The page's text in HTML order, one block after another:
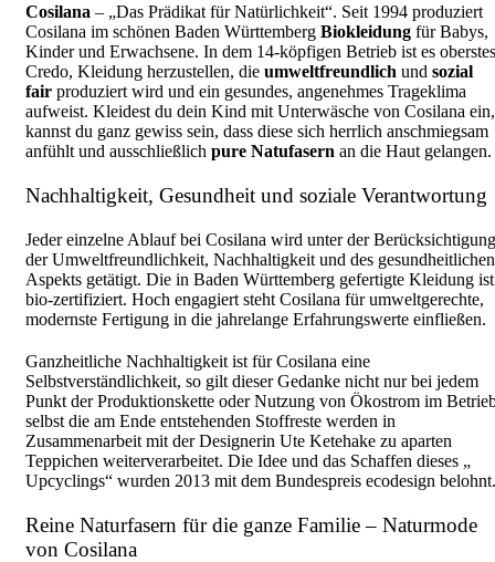
Cosilana – „Das Prädikat für Natürlichkeit“. Seit 1994 produziert
Cosilana im schönen Baden Württemberg Biokleidung für Babys,
Kinder und Erwachsene. In dem 14-köpfigen Betrieb ist es oberstes
Credo, Kleidung herzustellen, die umweltfreundlich und sozial
fair produziert wird und ein gesundes, angenehmes Trageklima
aufweist. Kleidest du dein Kind mit Unterwäsche von Cosilana ein,
kannst du ganz gewiss sein, dass diese sich herrlich anschmiegsam
anfühlt und ausschließlich pure Natufasern an die Haut gelangen.
Nachhaltigkeit, Gesundheit und soziale Verantwortung
Jeder einzelne Ablauf bei Cosilana wird unter der Berücksichtigung
der Umweltfreundlichkeit, Nachhaltigkeit und des gesundheitlichen
Aspekts getätigt. Die in Baden Württemberg gefertigte Kleidung ist
bio-zertifiziert. Hoch engagiert steht Cosilana für umweltgerechte,
modernste Fertigung in die jahrelange Erfahrungswerte einfließen.
Ganzheitliche Nachhaltigkeit ist für Cosilana eine
Selbstverständlichkeit, so gilt dieser Gedanke nicht nur bei jedem
Punkt der Produktionskette oder Nutzung von Ökostrom im
selbst die am Ende entstehenden Stoffreste werden in
Zusammenarbeit mit der Designerin Ute Ketehake zu aparten
Teppichen weiterverarbeitet. Die Idee und das Schaffen dieses „
Upcyclings“ wurden 2013 mit dem Bundespreis ecodesign belohnt.
Reine Naturfasern für die ganze Familie – Naturmode
von Cosilana